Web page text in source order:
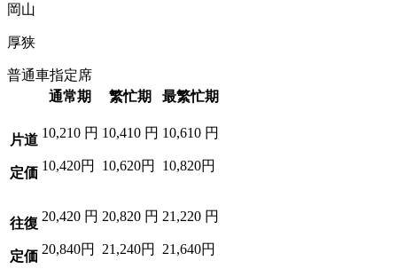
岡山
厚狭
普通車指定席
通常期
繁忙期 最繁忙期
片道
定価
10,210 円
10,420円
10,410 円
10,620円
10,610 円
10,820円
往復
定価
20,420 円
20,840円
20,820 円
21,240円
21,220 円
21,640円